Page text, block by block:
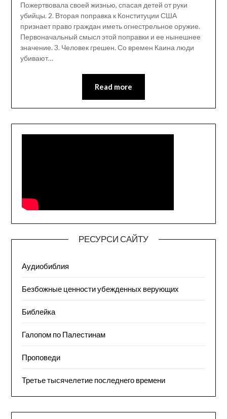
Пожертвовала своей жизнью, спасая детей от руки
убийцы. 2. Вторая поправка к Конституции США
признает право граждан иметь огнестрельное оружие.
Первоначальный смысл этой поправки и ее нынешнее
значение. 3. Человек грешен. Со времен Каина люди
убивают…
Read more
РЕСУРСИ САЙТУ
Аудиобиблия
Безбожные ценности убежденных верующих
Библейка
Галопом по Палестинам
Проповеди
Третье тысячелетие последнего времени